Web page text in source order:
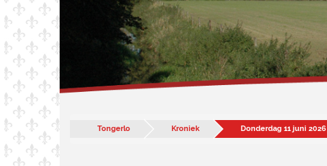
Tongerlo Kroniek Donderdag 11 juni 2026